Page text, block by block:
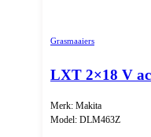
Grasmaaiers
LXT 2×18 V
Merk: Makita
Model: DLM463Z